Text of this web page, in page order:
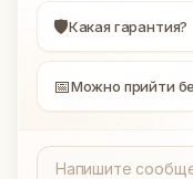
🛡Какая гарантия?
📅Можно прийти